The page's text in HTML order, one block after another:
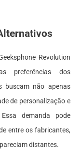
Revolution
preferências dos
buscam não apenas
de personalização e
demanda pode
entre os fabricantes,
distantes.